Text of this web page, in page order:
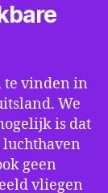
te vinden in
We
is dat
geen
vliegen